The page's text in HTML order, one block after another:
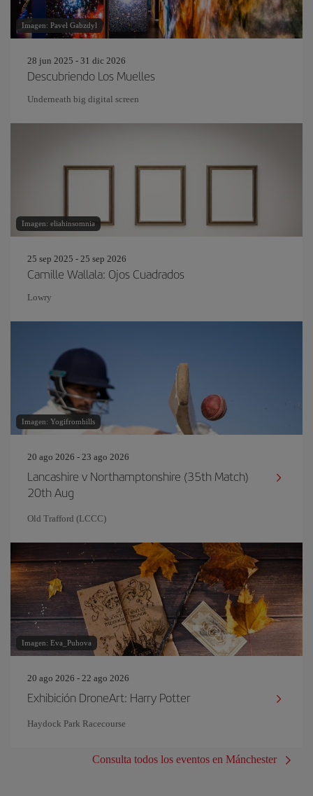
Imagen: Pavel Gabzdyl
28 jun 2025 - 31 dic 2026
Descubriendo Los Muelles
Underneath big digital screen
Imagen: eliahinsomnia
25 sep 2025 - 25 sep 2026
Camille Wallala: Ojos Cuadrados
Lowry
Imagen: Yogifromhills
20 ago 2026 - 23 ago 2026
Lancashire v Northamptonshire (35th Match)
20th Aug
Old Trafford (LCCC)
Imagen: Eva_Puhova
20 ago 2026 - 22 ago 2026
Exhibición DroneArt: Harry Potter
Haydock Park Racecourse
Consulta todos los eventos en Mánchester